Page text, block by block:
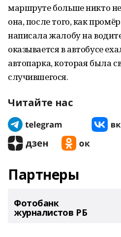
маршруте больше никто
она, после того, как
написала жалобу на
оказывается в автобусе
автопарка, которая была
случившегося.
Читайте нас
Партнеры
Фотобанк
журналистов РБ